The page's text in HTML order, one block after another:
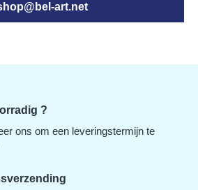
art.net
?
ons om een leveringstermijn te